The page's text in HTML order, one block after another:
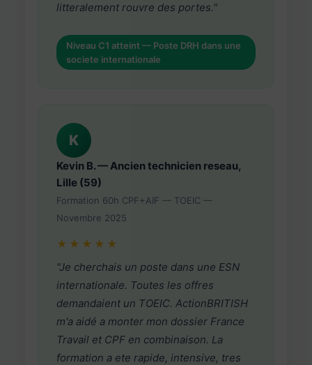
litteralement rouvre des portes."
Niveau C1 atteint — Poste DRH dans une
societe internationale
K
Kevin B. — Ancien technicien reseau,
Lille (59)
Formation 60h CPF+AIF — TOEIC —
Novembre 2025
★★★★★
"Je cherchais un poste dans une ESN
internationale. Toutes les offres
demandaient un TOEIC. ActionBRITISH
m'a aidé a monter mon dossier France
Travail et CPF en combinaison. La
formation a ete rapide, intensive, tres